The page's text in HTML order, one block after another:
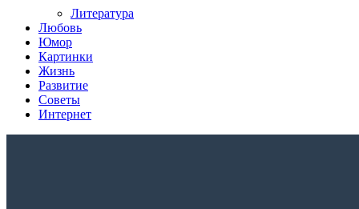
Литература
Любовь
Юмор
Картинки
Жизнь
Развитие
Советы
Интернет